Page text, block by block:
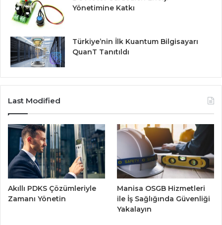
Yönetimine Katkı
Türkiye’nin İlk Kuantum Bilgisayarı
QuanT Tanıtıldı
Last Modified
Akıllı PDKS Çözümleriyle
Zamanı Yönetin
Manisa OSGB Hizmetleri
ile İş Sağlığında Güvenliği
Yakalayın